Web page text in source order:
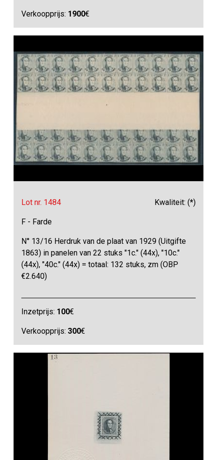
Verkoopprijs: 1900€
Lot nr. 1484 Kwaliteit: (*)
F - Farde
N° 13/16 Herdruk van de plaat van 1929 (Uitgifte
1863) in panelen van 22 stuks "1c." (44x), "10c."
(44x), "40c." (44x) = totaal: 132 stuks, zm (OBP
€2.640)
Inzetprijs: 100€
Verkoopprijs:300€